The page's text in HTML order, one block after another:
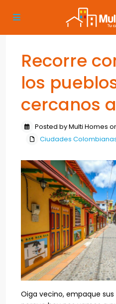
Recorre
los
cercanos
Posted by Multi Homes
Ciudades
Oiga vecino, empaque